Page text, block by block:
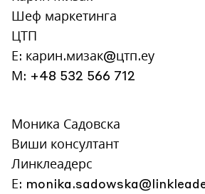
Шеф маркетинга
ЦТП
Е: карин.мизак@цтп.еу
М: +48 532 566 712
Моника Садовска
Виши консултант
Линклеадерс
Е: